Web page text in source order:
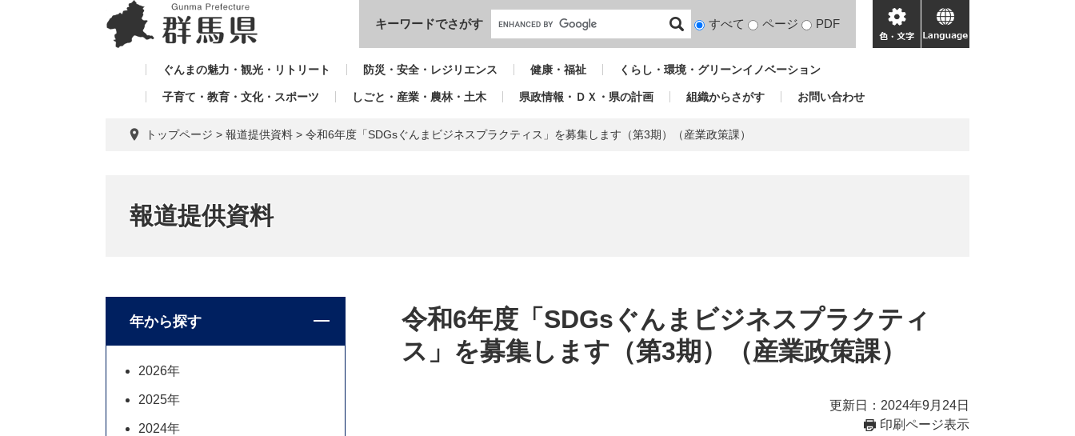
本文へ
キーワードでさがす
検
対
すべて ページ PDF
色・
文
language
ぐんまの魅力・観光・リトリート 防災・安全・レジリエンス 健康・福祉 くらし・環境・グリーンイノベーション
子育て・教育・文化・スポーツ しごと・産業・農林・土木 県政情報・ＤＸ・県の計画 組織からさがす お問い合わせ
トップページ > 報道提供資料 > 令和6年度「SDGsぐんまビジネスプラクティス」を募集します（第3期）（産業政策課）
報道提供資料
令和6年度「SDGsぐんまビジネスプラクティ
ス」を募集します（第3期）（産業政策課）
更新日：2024年9月24日
印刷ページ表示
年から探す
2026年
2025年
2024年